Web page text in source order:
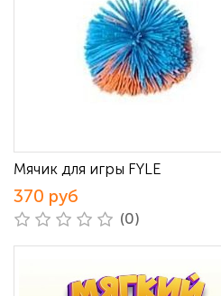
Мячик для игры FYLE
370 руб
(0)